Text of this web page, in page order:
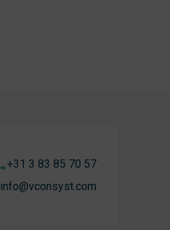
+31 3 83 85 70 57
info@vconsyst.com